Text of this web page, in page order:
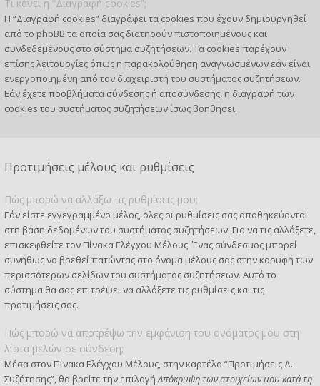
Τι κάνει η “Διαγραφή cookies”;
Η “Διαγραφή cookies” διαγράφει τα cookies που έχουν δημιουργηθεί
από το phpBB τα οποία σας διατηρούν πιστοποιημένους και
συνδεδεμένους στο σύστημα συζητήσεων. Τα cookies παρέχουν
επίσης λειτουργίες όπως η παρακολούθηση αναγνωσμένων εάν είναι
ενεργοποιημένη από τον διαχειριστή του συστήματος συζητήσεων.
Εάν έχετε προβλήματα σύνδεσης ή αποσύνδεσης, η διαγραφή των
cookies του συστήματος συζητήσεων ίσως βοηθήσει.
Προτιμήσεις μέλους και ρυθμίσεις
Πώς μπορώ να αλλάξω τις ρυθμίσεις μου;
Εάν είστε εγγεγραμμένο μέλος, όλες οι ρυθμίσεις σας αποθηκεύονται
στη βάση δεδομένων του συστήματος συζητήσεων. Για να τις αλλάξετε,
επισκεφθείτε τον Πίνακα Ελέγχου Μέλους. Ένας σύνδεσμος μπορεί
συνήθως να βρεθεί πατώντας στο όνομα μέλους σας στην κορυφή των
περισσότερων σελίδων του συστήματος συζητήσεων. Αυτό το
σύστημα θα σας επιτρέψει να αλλάξετε τις ρυθμίσεις και τις
προτιμήσεις σας.
Πώς μπορώ να αποτρέψω την εμφάνιση του ονόματος μου στη
λίστα μελών σε σύνδεση;
Μέσα στον Πίνακα Ελέγχου Μέλους, στην καρτέλα “Προτιμήσεις Δ.
Συζήτησης”, θα βρείτε την επιλογήΑπόκρυψη των στοιχείων μου κατά τη